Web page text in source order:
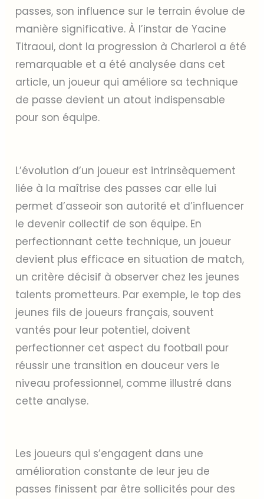
passes, son influence sur le terrain évolue de
manière significative. À l’instar de Yacine
Titraoui, dont la progression à Charleroi a été
remarquable et a été analysée dans cet
article, un joueur qui améliore sa technique
de passe devient un atout indispensable
pour son équipe.
L’évolution d’un joueur est intrinsèquement
liée à la maîtrise des passes car elle lui
permet d’asseoir son autorité et d’influencer
le devenir collectif de son équipe. En
perfectionnant cette technique, un joueur
devient plus efficace en situation de match,
un critère décisif à observer chez les jeunes
talents prometteurs. Par exemple, le top des
jeunes fils de joueurs français, souvent
vantés pour leur potentiel, doivent
perfectionner cet aspect du football pour
réussir une transition en douceur vers le
niveau professionnel, comme illustré dans
cette analyse.
Les joueurs qui s’engagent dans une
amélioration constante de leur jeu de
passes finissent par être sollicités pour des